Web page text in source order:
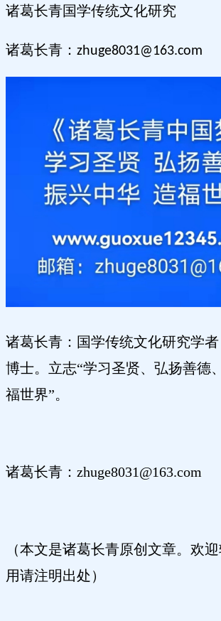
诸葛长青国学传统文化研究
诸葛长青： zhuge8031@163.com
诸葛长青：国学传统文化研究学者
博士。立志“学习圣贤、弘扬善德
福世界”。
诸葛长青：zhuge8031@163.com
（本文是诸葛长青原创文章。欢
用请注明出处）